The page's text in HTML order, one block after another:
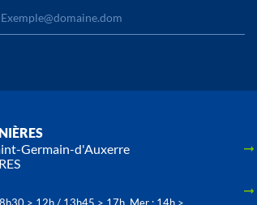
Germain-d'Auxerre